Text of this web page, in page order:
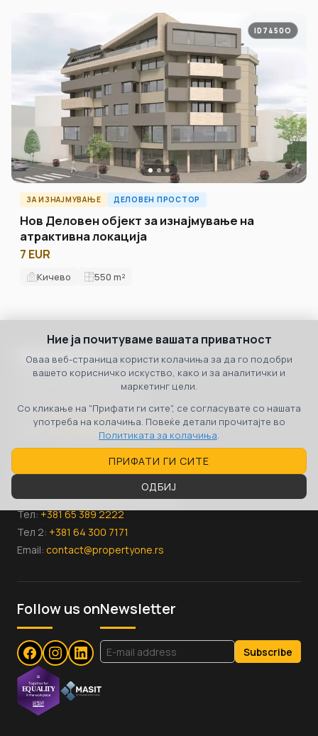
ID7450O
ЗА ИЗНАЈМУВАЊЕ ДЕЛОВЕН ПРОСТОР
Нов Деловен објект за изнајмување на
атрактивна локација
7 EUR
Кичево 550 m²
Ние ја почитуваме вашата приватност
Оваа веб-страница користи колачиња за да го подобри
вашето корисничко искуство, како и за аналитички и
маркетинг цели.
Со кликање на "Прифати ги сите", се согласувате со нашата
употреба на колачиња. Повеќе детали прочитајте во
Политиката за колачиња.
ПРИФАТИ ГИ СИТЕ
ОДБИЈ
Македонија
бул. 8ми Септември бр.3
Скопје, 1000, Македонија
Тел:+389 70 36 00 07
Email:
contact@propertyone.mk
Србија
ул. Руменачка, бр.124а, Нови Сад
Тел:+381 65 389 2222
Тел 2: +381 64 300 7171
Email: contact@propertyone.rs
Follow us onNewsletter
Subscribe